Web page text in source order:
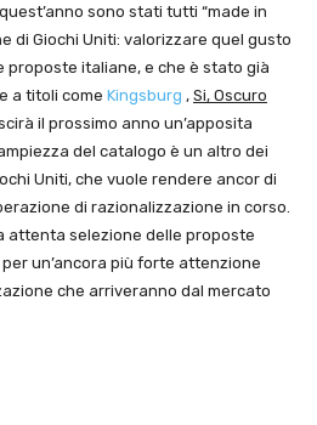
sono stati tutti “made in
di Giochi Uniti: valorizzare quel gusto
proposte italiane, e che è stato già
a titoli come Kingsburg , Si, Oscuro
il prossimo anno un’apposita
del catalogo è un altro dei
Uniti, che vuole rendere ancor di
di razionalizzazione in corso.
attenta selezione delle proposte
un’ancora più forte attenzione
che arriveranno dal mercato